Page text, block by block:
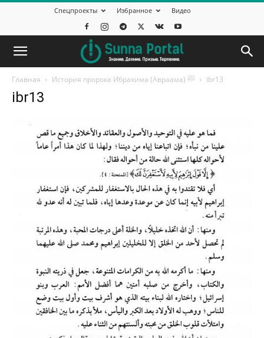
Спецпроекты Избранное Видео
Главная История пророка Ибрахима (Авраама) ﷺ ibr13
ibr13